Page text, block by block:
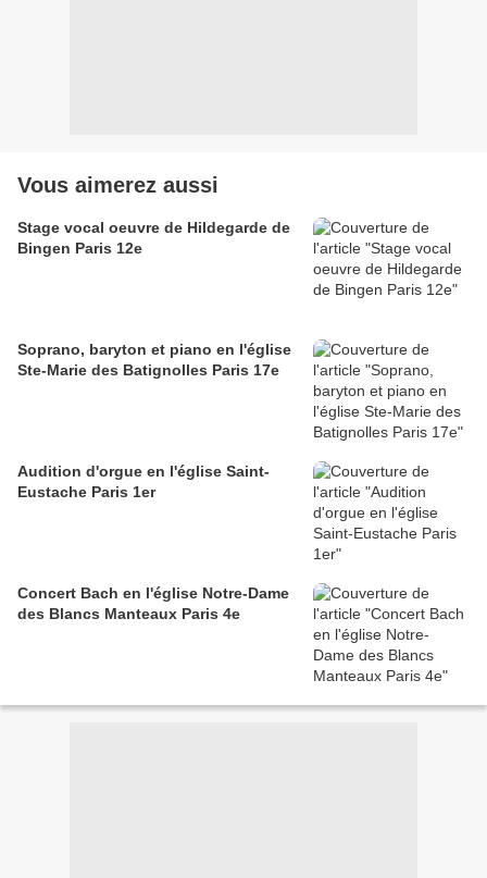
Vous aimerez aussi
Stage vocal oeuvre de Hildegarde de
Bingen Paris 12e
Soprano, baryton et piano en l'église
Ste-Marie des Batignolles Paris 17e
Audition d'orgue en l'église Saint-
Eustache Paris 1er
Concert Bach en l'église Notre-Dame
des Blancs Manteaux Paris 4e